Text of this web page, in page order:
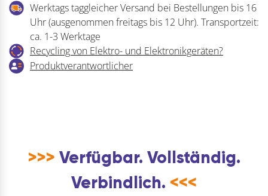
aus
Stahldraht
verzinkt
Menge
Werktags taggleicher Versand bei Bestellungen bis 16
Uhr (ausgenommen freitags bis 12 Uhr). Transportzeit:
ca. 1-3 Werktage
Recycling von Elektro- und Elektronikgeräten?
Produktverantwortlicher
>>> Verfügbar. Vollständig.
Verbindlich. <<<